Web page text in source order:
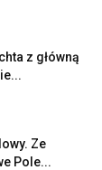
z główną
Ze
Pole...